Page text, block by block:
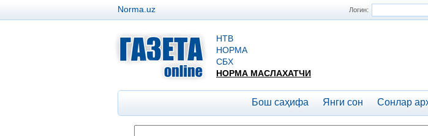
Логин:
Norma.uz
НТВ
НОРМА
СБХ
НОРМА МАСЛАХАТЧИ
Бош саҳифа Янги сон Сонлар